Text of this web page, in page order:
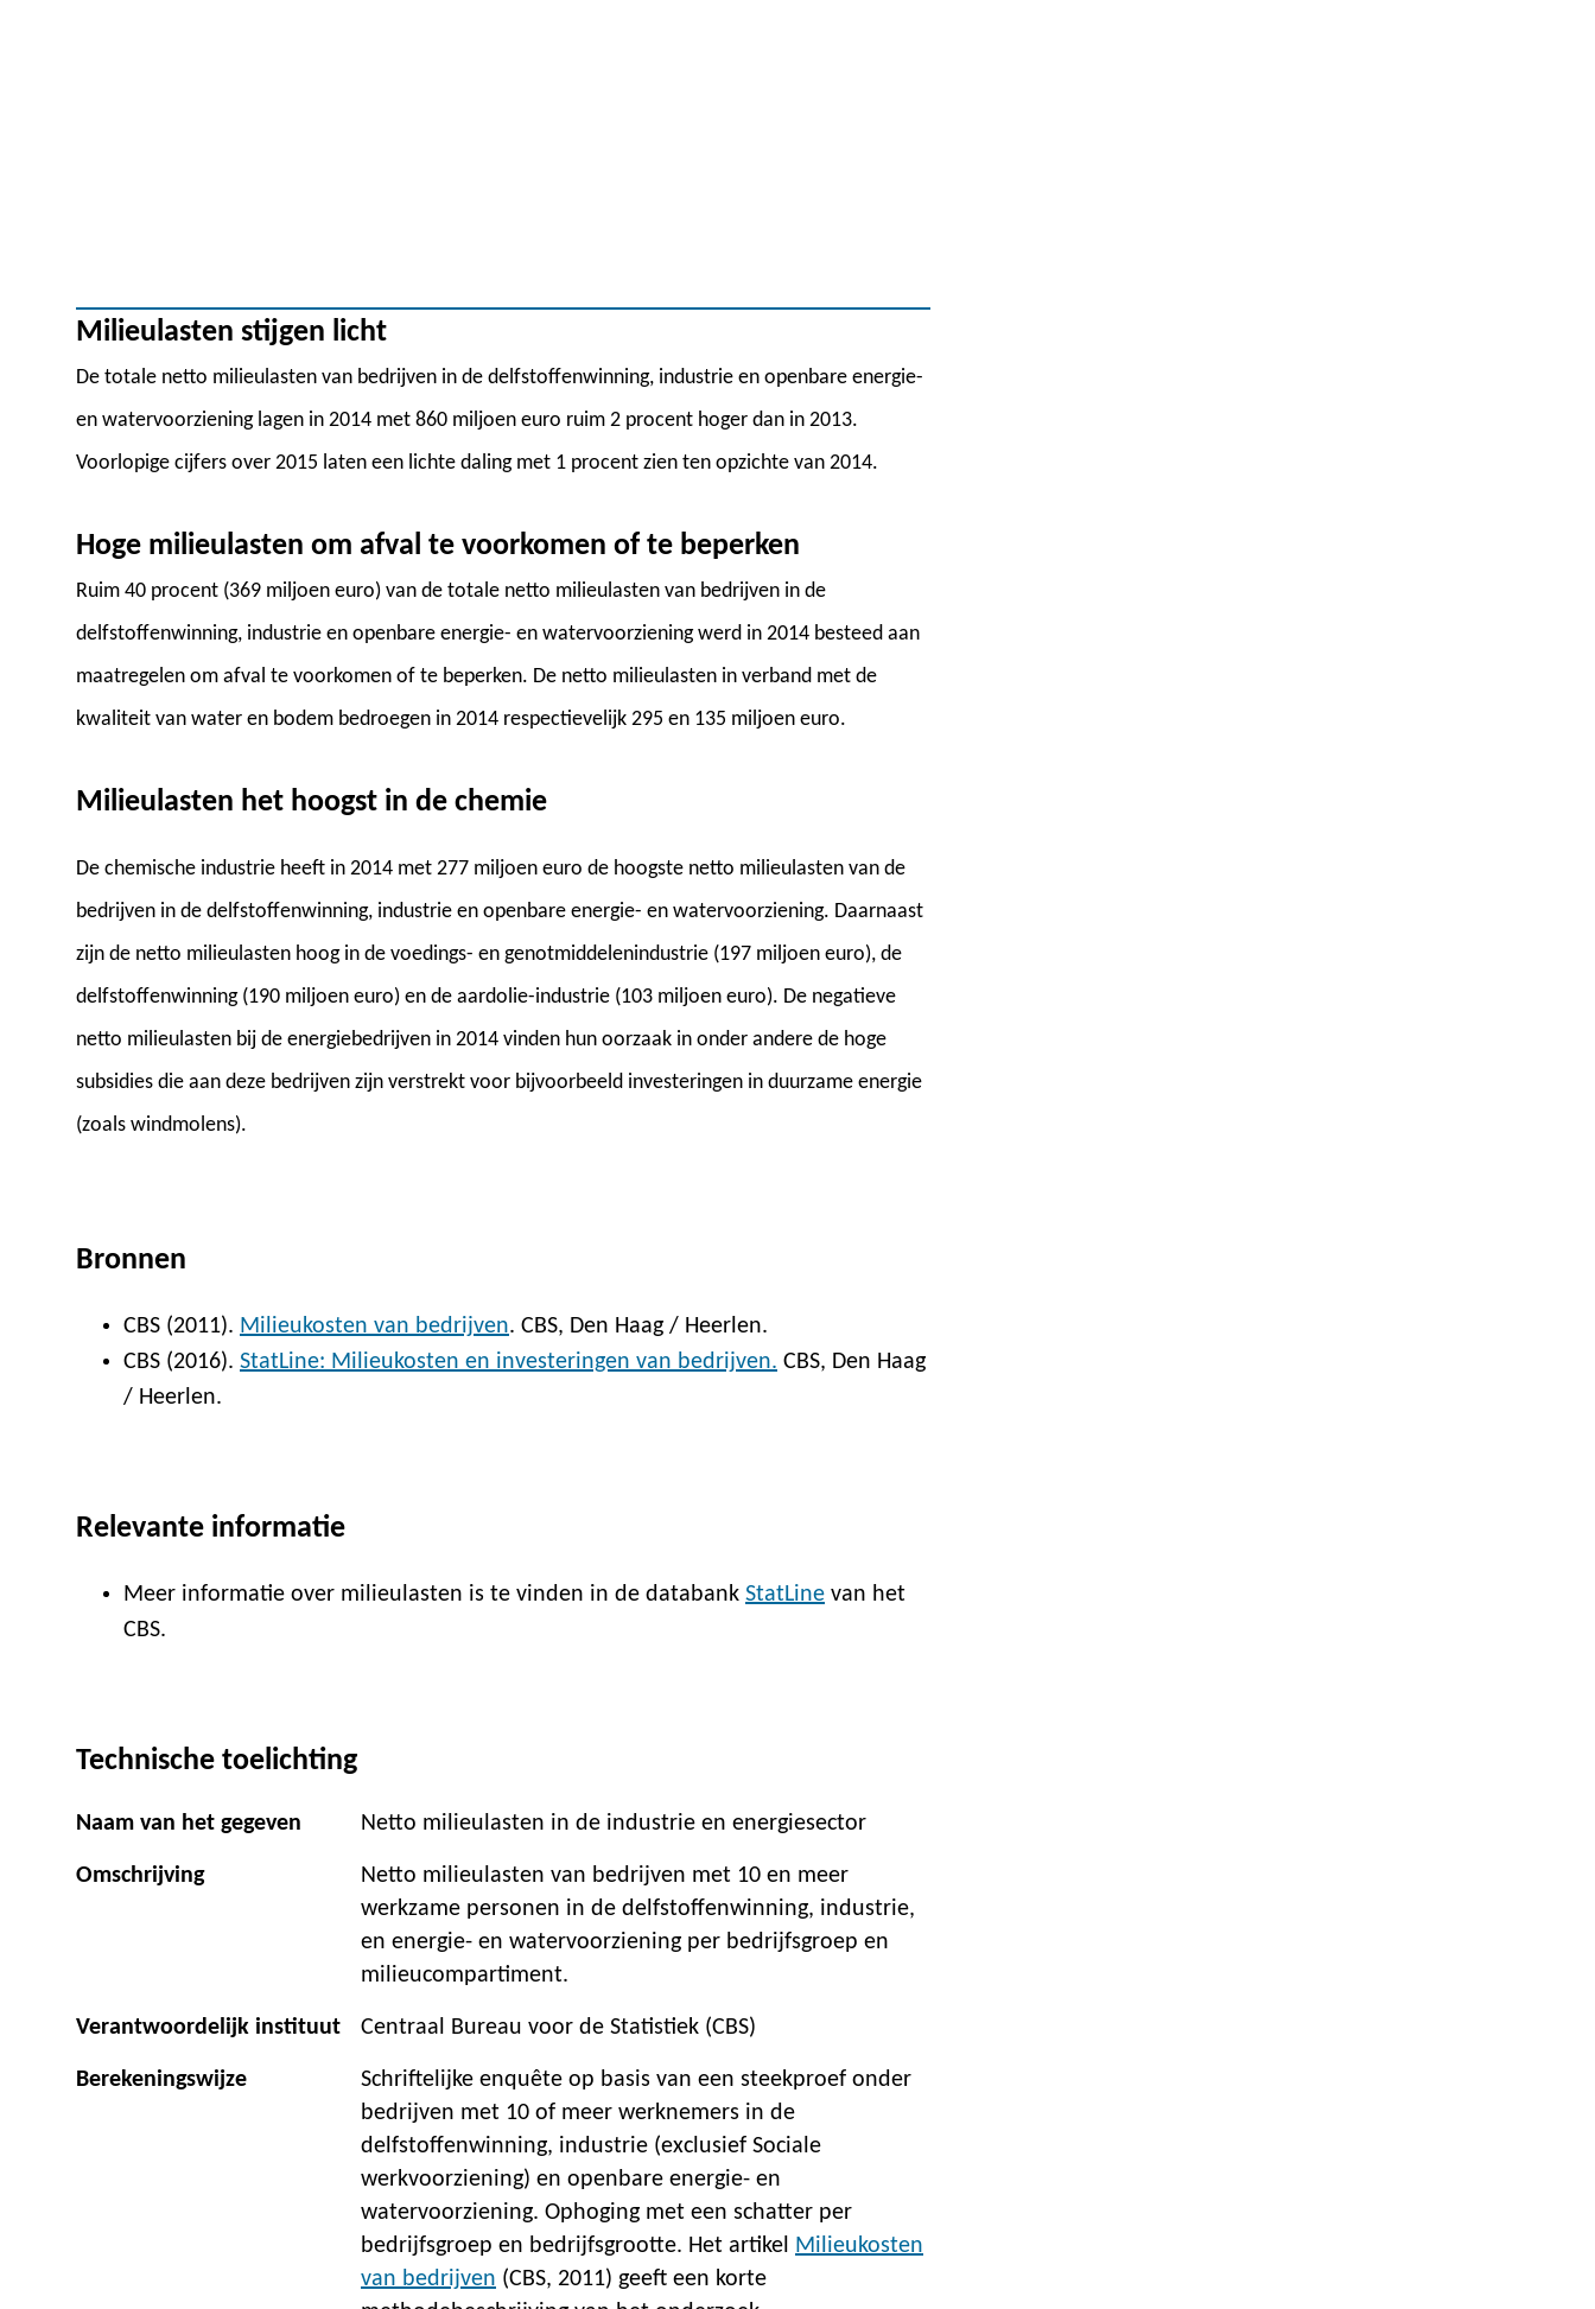
Milieulasten stijgen licht
De totale netto milieulasten van bedrijven in de delfstoffenwinning, industrie en openbare energie-
en watervoorziening lagen in 2014 met 860 miljoen euro ruim 2 procent hoger dan in 2013.
Voorlopige cijfers over 2015 laten een lichte daling met 1 procent zien ten opzichte van 2014.
Hoge milieulasten om afval te voorkomen of te beperken
Ruim 40 procent (369 miljoen euro) van de totale netto milieulasten van bedrijven in de
delfstoffenwinning, industrie en openbare energie- en watervoorziening werd in 2014 besteed aan
maatregelen om afval te voorkomen of te beperken. De netto milieulasten in verband met de
kwaliteit van water en bodem bedroegen in 2014 respectievelijk 295 en 135 miljoen euro.
Milieulasten het hoogst in de chemie
De chemische industrie heeft in 2014 met 277 miljoen euro de hoogste netto milieulasten van de
bedrijven in de delfstoffenwinning, industrie en openbare energie- en watervoorziening. Daarnaast
zijn de netto milieulasten hoog in de voedings- en genotmiddelenindustrie (197 miljoen euro), de
delfstoffenwinning (190 miljoen euro) en de aardolie-industrie (103 miljoen euro). De negatieve
netto milieulasten bij de energiebedrijven in 2014 vinden hun oorzaak in onder andere de hoge
subsidies die aan deze bedrijven zijn verstrekt voor bijvoorbeeld investeringen in duurzame energie
(zoals windmolens).
Bronnen
CBS (2011). Milieukosten van bedrijven. CBS, Den Haag / Heerlen.
CBS (2016). StatLine: Milieukosten en investeringen van bedrijven. CBS, Den Haag
/ Heerlen.
Relevante informatie
Meer informatie over milieulasten is te vinden in de databank StatLine van het
CBS.
Technische toelichting
Naam van het gegeven Netto milieulasten in de industrie en energiesector
Omschrijving
Netto milieulasten van bedrijven met 10 en meer
werkzame personen in de delfstoffenwinning, industrie,
en energie- en watervoorziening per bedrijfsgroep en
milieucompartiment.
Verantwoordelijk instituut Centraal Bureau voor de Statistiek (CBS)
Berekeningswijze
Schriftelijke enquête op basis van een steekproef onder
bedrijven met 10 of meer werknemers in de
delfstoffenwinning, industrie (exclusief Sociale
werkvoorziening) en openbare energie- en
watervoorziening. Ophoging met een schatter per
bedrijfsgroep en bedrijfsgrootte. Het artikel Milieukosten
van bedrijven (CBS, 2011) geeft een korte